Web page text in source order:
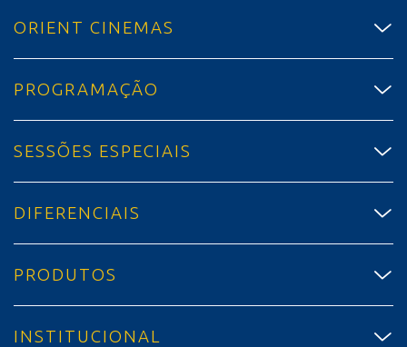
ORIENT CINEMAS
PROGRAMAÇÃO
SESSÕES ESPECIAIS
DIFERENCIAIS
PRODUTOS
INSTITUCIONAL